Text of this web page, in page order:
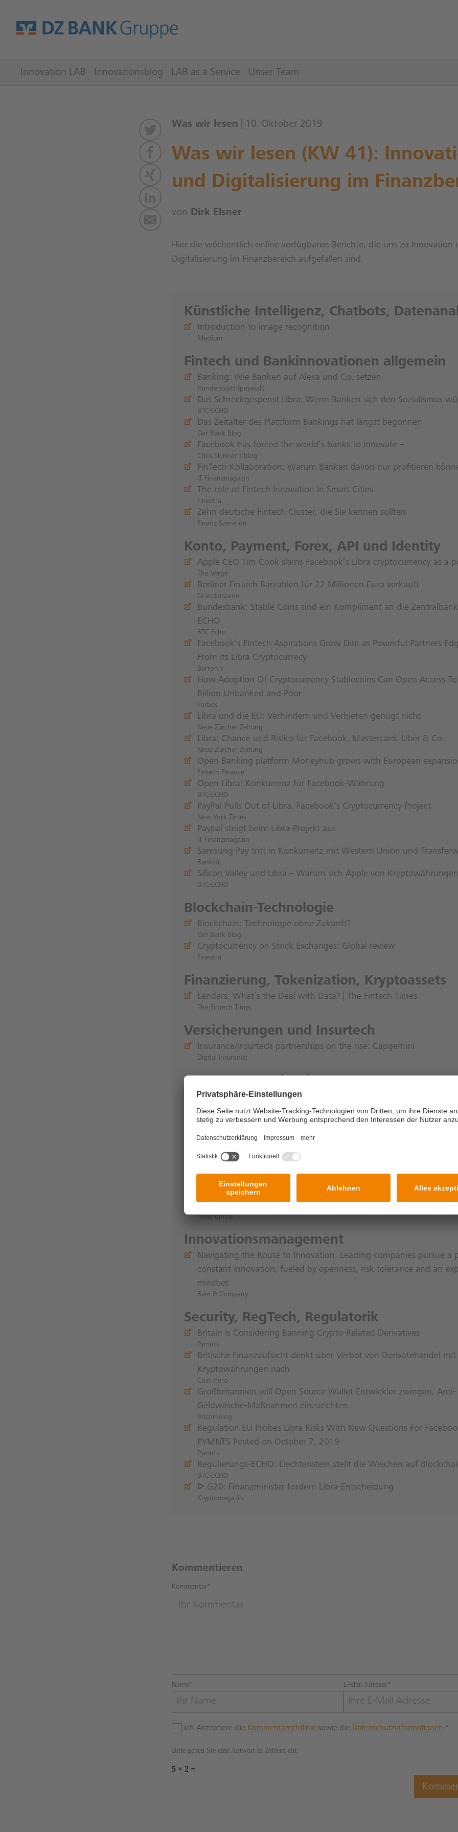
Innovation LAB Innovationsblog LAB as a Service Unser Team
Was wir lesen | 10. Oktober 2019
Was wir lesen (KW 41):
und Digitalisierung im
von Dirk Elsner
Hier die wöchentlich online verfügbaren Berichte, die uns zu Innovation
Digitalisierung im Finanzbereich aufgefallen sind.
Künstliche Intelligenz, Chatbots,
Introduction to image recognition
Medium
Fintech und Bankinnovationen allgemein
Banking: Wie Banken auf Alexa und Co. setzen
Handelsblatt (paywall)
Das Schreckgespenst Libra: Wenn Banken sich den Sozialismus
BTC-ECHO
Das Zeitalter des Plattform Bankings hat längst begonnen
Der Bank Blog
Facebook has forced the world’s banks to innovate –
Chris Skinner's blog
FinTech-Kollaboration: Warum Banken davon nur profitieren
IT Finanzmagazin
The role of Fintech Innovation in Smart Cities
Finextra
Zehn deutsche Fintech-Cluster, die Sie kennen sollten
Finanz-Szene.de
Konto, Payment, Forex, API und Identity
Apple CEO Tim Cook slams Facebook’s Libra cryptocurrency as a
The Verge
Berliner Fintech Barzahlen für 22 Millionen Euro verkauft
Gründerszene
Bundesbank: Stable Coins sind ein Kompliment an die
ECHO
BTC-Echo
Facebook’s Fintech Aspirations Grow Dim as Powerful Partners
From Its Libra Cryptocurrecy
Barron's
How Adoption Of Cryptocurrency Stablecoins Can Open Access
Billion Unbanked and Poor
Forbes
Libra und die EU: Verhindern und Verbieten genügt nicht
Neue Zürcher Zeitung
Libra: Chance und Risiko für Facebook, Mastercard, Uber & Co.
Neue Zürcher Zeitung
Open Banking platform Moneyhub grows with European
Fintech Finance
Open Libra: Konkurrenz für Facebook-Währung
BTC-ECHO
PayPal Pulls Out of Libra, Facebook’s Cryptocurrency Project
New York Times
Paypal steigt beim Libra-Projekt aus
IT Finanzmagazin
Samsung Pay tritt in Konkurrenz mit Western Union und
Bankstil
Silicon Valley und Libra – Warum sich Apple von
BTC-ECHO
Blockchain-Technologie
Blockchain: Technologie ohne Zukunft?
Der Bank Blog
Cryptocurrency on Stock Exchanges: Global review
Finextra
Finanzierung, Tokenization, Kryptoassets
Lenders: What’s the Deal with Data? | The Fintech Times
The Fintech Times
Versicherungen und Insurtech
Insurance/insurtech partnerships on the rise: Capgemini
Digital Insurance
Investment und Anlage
Preiskampf bei den US-Brokern: Gebühren für den Onlinehandel
ETFs und Optionen fallen in den USA.
Handelsblatt (paywall)
Tokenized Venture Capital –
Quantencomputer sind überlegen – nun braucht es maximale
IT Finanzmagazin
heise online
Innovationsmanagement
Navigating the Route to Innovation: Leading companies pursue a
constant innovation, fueled by openness, risk tolerance and an
mindset
Bain & Company
Security, RegTech, Regulatorik
Britain Is Considering Banning Crypto-Related Derivatives
Pymnts
Britische Finanzaufsicht denkt über Verbot von Derivatehandel mit
Kryptowährungen nach
Coin Hero
Großbritannien will Open Source Wallet Entwickler zwingen, Anti-
Geldwäsche-Maßnahmen einzurichten
BitcoinBlog
Regulation EU Probes Libra Risks With New Questions For
PYMNTS Posted on October 7, 2019
Pymnts
Regulierungs-ECHO: Liechtenstein stellt die Weichen auf
BTC-ECHO
ᐅ G20: Finanzminister fordern Libra-Entscheidung
Kryptomagazin
Kommentieren
Kommentar*
Name* E-Mail Adresse*
Ich Akzeptiere die Kommentarrichtlinie sowie die Datenschutzinformationen.*
Bitte geben Sie eine Antwort in Ziffern ein:
5 × 2 =